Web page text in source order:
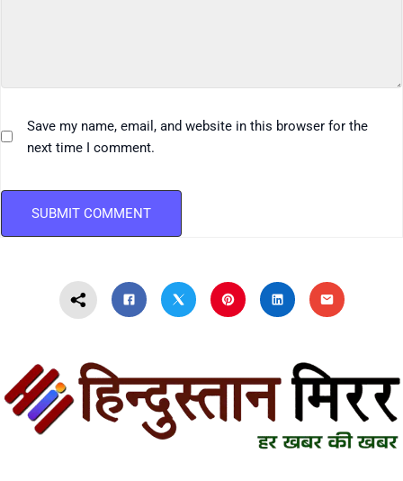
Save my name, email, and website in this browser for the
next time I comment.